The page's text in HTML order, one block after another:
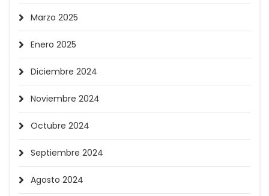
Marzo 2025
Enero 2025
Diciembre 2024
Noviembre 2024
Octubre 2024
Septiembre 2024
Agosto 2024